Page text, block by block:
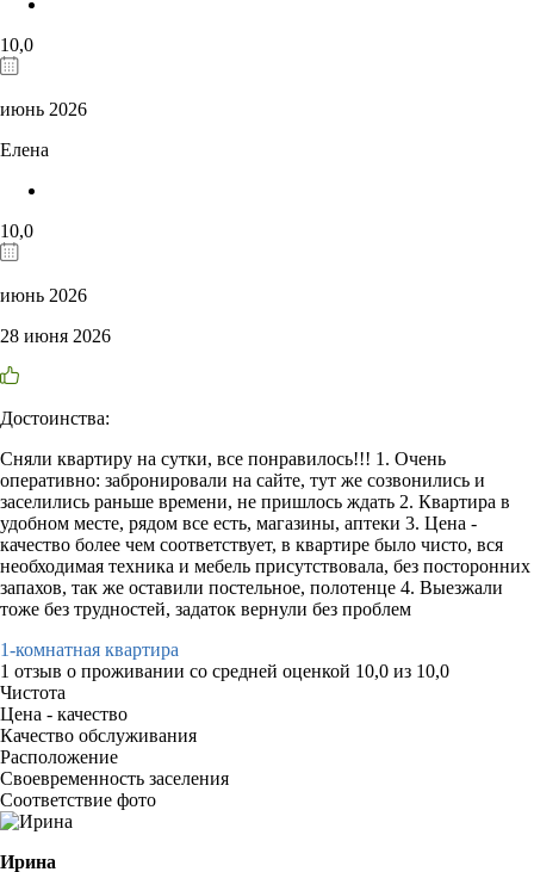
10,0
июнь 2026
Елена
10,0
июнь 2026
28 июня 2026
Достоинства:
Сняли квартиру на сутки, все понравилось!!! 1. Очень
оперативно: забронировали на сайте, тут же созвонились и
заселились раньше времени, не пришлось ждать 2. Квартира в
удобном месте, рядом все есть, магазины, аптеки 3. Цена -
качество более чем соответствует, в квартире было чисто, вся
необходимая техника и мебель присутствовала, без посторонних
запахов, так же оставили постельное, полотенце 4. Выезжали
тоже без трудностей, задаток вернули без проблем
1-комнатная квартира
1 отзыв о проживании со средней оценкой 10,0 из 10,0
Чистота
Цена - качество
Качество обслуживания
Расположение
Своевременность заселения
Соответствие фото
Ирина